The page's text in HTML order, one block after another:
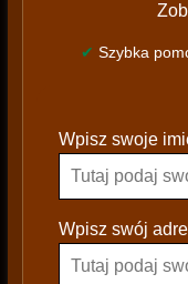
✔ Szybka
l
a
s
Wpisz swoje
Wpisz swój